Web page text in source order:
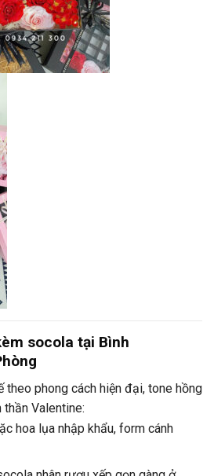
socola tại Bình
theo phong cách hiện đại, tone hồng
Valentine:
hoa lụa nhập khẩu, form cánh